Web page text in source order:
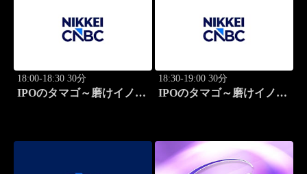
18:00-18:30 30分
IPOのタマゴ～磨けイノベ
18:30-19:00 30分
IPOのタマゴ～磨けイノベ